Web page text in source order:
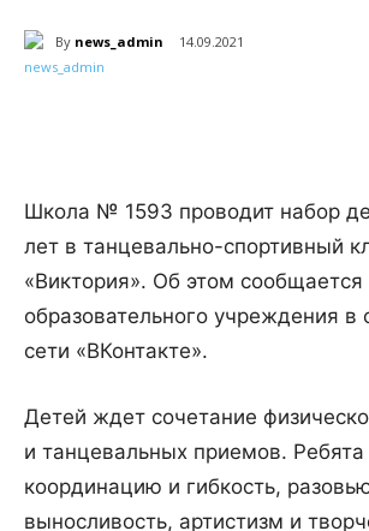
By news_admin 14.09.2021
Школа № 1593 проводит набор
лет в танцевально-спортивный
«Виктория». Об этом сообщается
образовательного учреждения в
сети «ВКонтакте».
Детей ждет сочетание
и танцевальных приемов.
координацию и гибкость,
выносливость, артистизм и